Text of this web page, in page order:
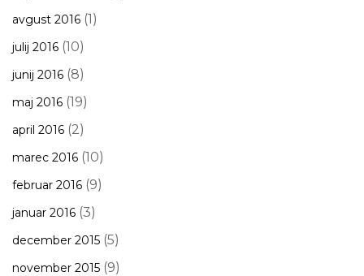
avgust 2016 (1)
julij 2016 (10)
junij 2016 (8)
maj 2016 (19)
april 2016 (2)
marec 2016 (10)
februar 2016 (9)
januar 2016 (3)
december 2015 (5)
november 2015 (9)